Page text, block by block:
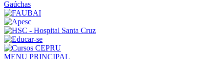
MENU PRINCIPAL